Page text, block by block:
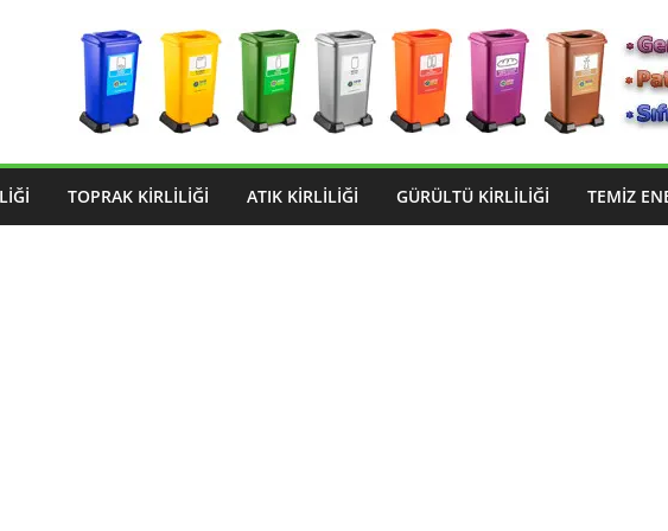
TOPRAK KIRLILIĞI ATIK KIRLILIĞI GÜRÜLTÜ KIRLILIĞI TEMIZ